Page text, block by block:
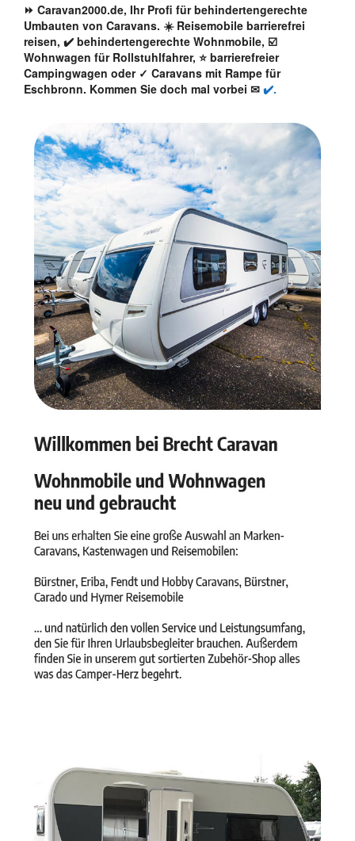
⏩ Caravan2000.de, Ihr Profi für behindertengerechte
Umbauten von Caravans. ☀️ Reisemobile barrierefrei
reisen, ✔️ behindertengerechte Wohnmobile, ☑️
Wohnwagen für Rollstuhlfahrer, ⭐ barrierefreier
Campingwagen oder ✓ Caravans mit Rampe für
Eschbronn. Kommen Sie doch mal vorbei ✉ ✔️.